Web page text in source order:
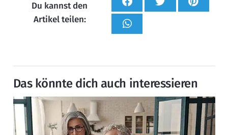
Du kannst den
Artikel teilen:
Das könnte dich auch interessieren